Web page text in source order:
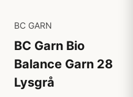
BC GARN
BC Garn Bio
Balance Garn 28
Lysgrå